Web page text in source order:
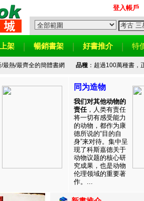
登入帳戶
架 暢銷書架 好書推介 特
/最熱/最齊全的簡體書網 品種：超過100萬種書，
同为造物
我们对其他动物的
责任，人类有责任
将一切有感受能力
的动物，都作为康
德所说的“目的自
身”来对待。集中呈
现了科斯嘉德关于
动物议题的核心研
究成果，也是动物
伦理领域的重要著
作。...